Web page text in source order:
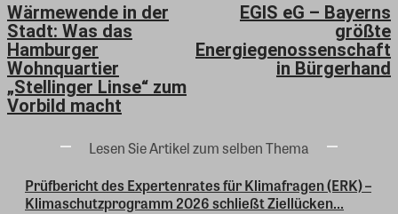
Wärmewende in der
Stadt: Was das
Hamburger
Wohnquartier
„Stellinger Linse“ zum
Vorbild macht
EGIS eG – Bayerns
größte
Energiegenossenschaft
in Bürgerhand
Lesen Sie Artikel zum selben Thema
Prüfbericht des Expertenrates für Klimafragen (ERK) –
Klimaschutzprogramm 2026 schließt Ziellücken...